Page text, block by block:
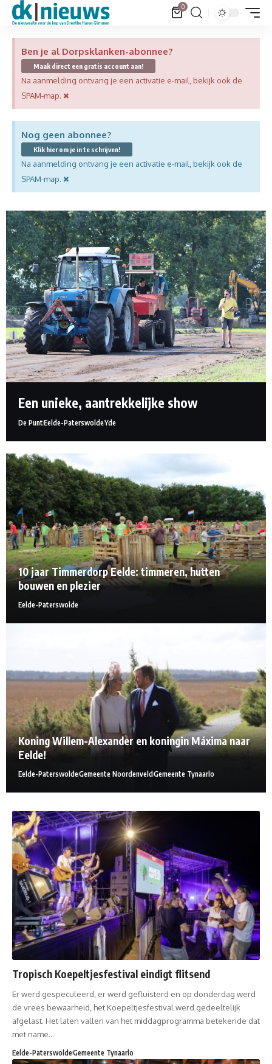
0
Ben je al Dorpsklanken-abonnee?
Maak direct een gratis account aan!
Na aanmelding ontvang je een activatie e-mail, bekijk ook de
SPAM-map. ×
Nog geen abonnee?
Klik hier om je in te schrijven!
Na aanmelding ontvang je een activatie e-mail, bekijk ook de
SPAM-map. ×
Een unieke, aantrekkelijke show
De PuntEelde-PaterswoldeYde
10 jaar Timmerdorp Eelde: timmeren, hutten
bouwen en plezier
Eelde-Paterswolde
Koning Willem-Alexander en koningin Máxima naar
Eelde!
Eelde-PaterswoldeGemeente NoordenveldGemeente Tynaarlo
Tropisch Koepeltjesfestival eindigt flitsend
Er werd gespeculeerd, er werd gefluisterd en op donderdag werd
de vrees bewaarheid, het Koepeltjesfestival werd gedeeltelijk
afgelast. Het laten vallen van het middagprogramma betekende dat
met name…
Eelde-PaterswoldeGemeente Tynaarlo